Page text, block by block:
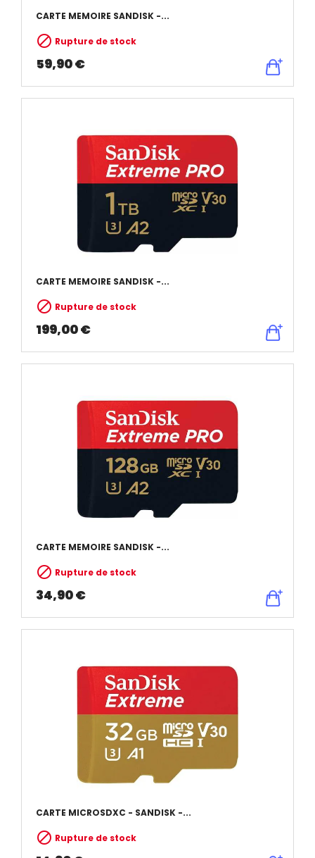
CARTE MEMOIRE SANDISK -...
 Rupture de stock
59,90 €
CARTE MEMOIRE SANDISK -...
 Rupture de stock
199,00 €
CARTE MEMOIRE SANDISK -...
 Rupture de stock
34,90 €
CARTE MICROSDXC - SANDISK -...
 Rupture de stock